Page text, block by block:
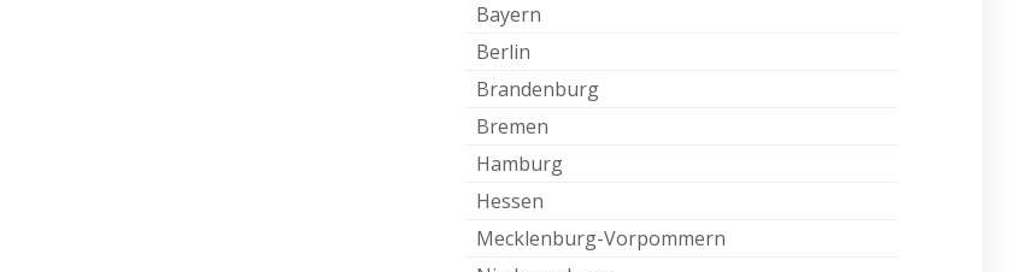
Bayern
Berlin
Brandenburg
Bremen
Hamburg
Hessen
Mecklenburg-Vorpommern